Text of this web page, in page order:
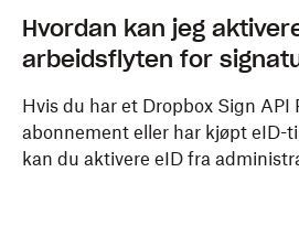
Hvordan kan jeg
arbeidsflyten for
Hvis du har et Dropbox Sign API
abonnement eller har kjøpt eID-
kan du aktivere eID fra